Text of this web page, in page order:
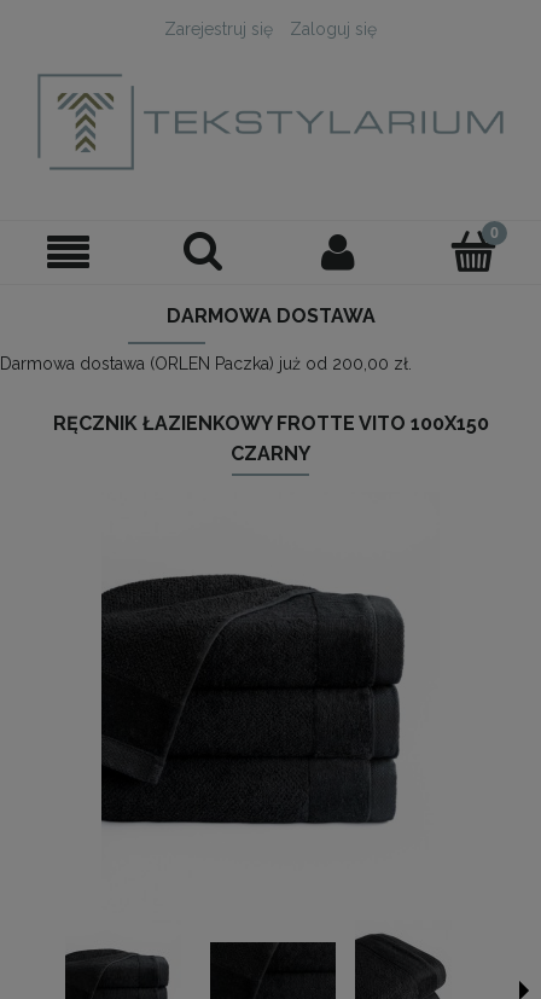
Zarejestruj się Zaloguj się
DARMOWA DOSTAWA
Darmowa dostawa (ORLEN Paczka) już od 200,00 zł.
RĘCZNIK ŁAZIENKOWY FROTTE VITO 100X150
CZARNY